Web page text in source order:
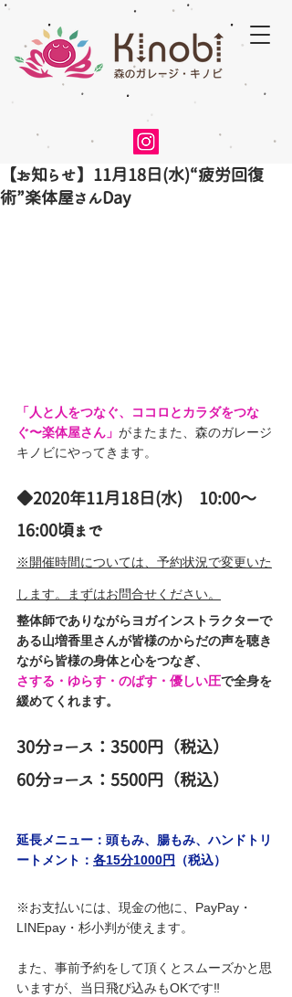
【お知らせ】11月18日(水)“疲労回復
術”楽体屋さんDay
「人と人をつなぐ、ココロとカラダをつな
ぐ〜楽体屋さん」 がまたまた、森のガレージ
キノビにやってきます。
◆2020年11月18日(水)　10:00〜
16:00頃まで
※開催時間については、予約状況で変更いた
します。まずはお問合せください。
整体師でありながらヨガインストラクターで
ある山増香里さんが皆様のからだの声を聴き
ながら皆様の身体と心をつなぎ、
さする・ゆらす・のばす・優しい圧で全身を
緩めてくれます。
30分コース：3500円（税込）
60分コース：5500円（税込）
延長メニュー：頭もみ、腸もみ、ハンドトリ
ートメント： 各15分1000円 （税込）
※お支払いには、現金の他に、PayPay・
LINEpay・杉小判が使えます。
また、事前予約をして頂くとスムーズかと思
いますが、当日飛び込みもOKです‼︎